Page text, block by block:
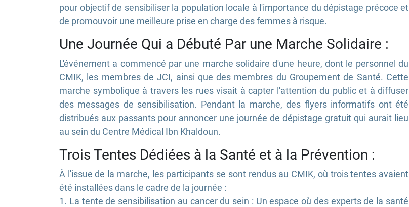
pour objectif de sensibiliser la population locale à l'importance du dépistage précoce et
de promouvoir une meilleure prise en charge des femmes à risque.
Une Journée Qui a Débuté Par une Marche Solidaire :
L'événement a commencé par une marche solidaire d'une heure, dont le personnel du
CMIK, les membres de JCI, ainsi que des membres du Groupement de Santé. Cette
marche symbolique à travers les rues visait à capter l'attention du public et à diffuser
des messages de sensibilisation. Pendant la marche, des flyers informatifs ont été
distribués aux passants pour annoncer une journée de dépistage gratuit qui aurait lieu
au sein du Centre Médical Ibn Khaldoun.
Trois Tentes Dédiées à la Santé et à la Prévention :
À l'issue de la marche, les participants se sont rendus au CMIK, où trois tentes avaient
été installées dans le cadre de la journée :
1. La tente de sensibilisation au cancer du sein : Un espace où des experts de la santé